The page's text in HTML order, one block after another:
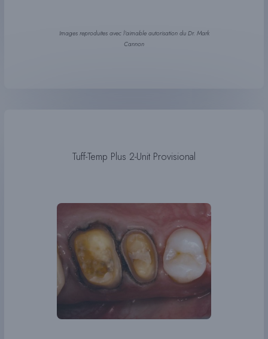
Images reproduites avec l’aimable autorisation du Dr. Mark
Cannon
Tuff-Temp Plus 2-Unit Provisional